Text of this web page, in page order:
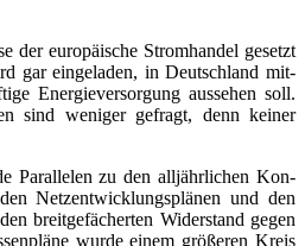
der euro­päi­sche Strom­han­del gesetzt
gar ein­ge­la­den, in Deutsch­land mit­
Ener­gie­ver­sor­gung aus­se­hen soll.
sind weni­ger gefragt, denn kei­ner
Par­al­le­len zu den all­jähr­li­chen Kon­
Netz­ent­wick­lungs­plä­nen und den
breit­ge­fä­cher­ten Wider­stand gegen
wur­de einem grö­ße­ren Kreis